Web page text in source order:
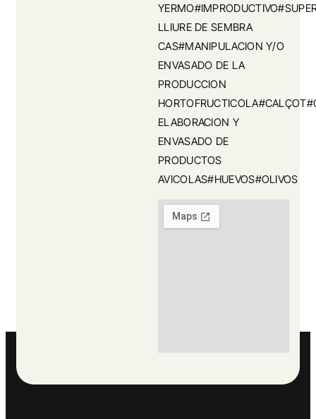
LLIURE DE SEMBRA
CAS#MANIPULACION Y/O
ENVASADO DE LA
PRODUCCION
ELABORACION Y
ENVASADO DE
PRODUCTOS
AVICOLAS#HUEVOS#OLIVOS